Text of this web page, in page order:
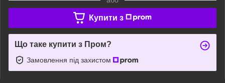
Купити з
Що таке купити з Пром?
Замовлення під захистом